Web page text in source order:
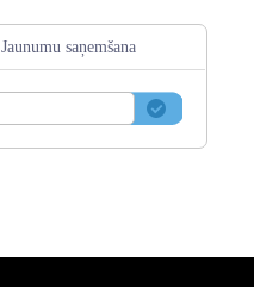
Jaunumu saņemšana